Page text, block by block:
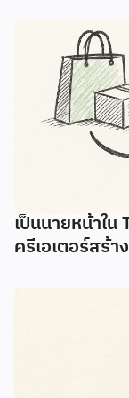
เป็นนายหน้าใ
ครีเอเตอร์สร้า